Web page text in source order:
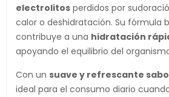
electrolitos perdidos por
calor o deshidratación. Su fórmula
contribuye a una hidratación
apoyando el equilibrio del
Con un suave y refrescante
ideal para el consumo diario